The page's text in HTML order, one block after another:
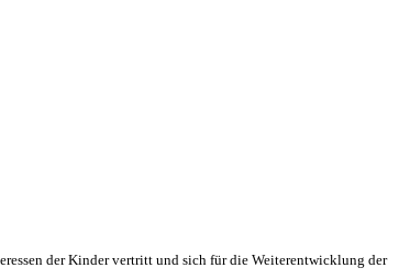
der Kinder vertritt und sich für die Weiterentwicklung der